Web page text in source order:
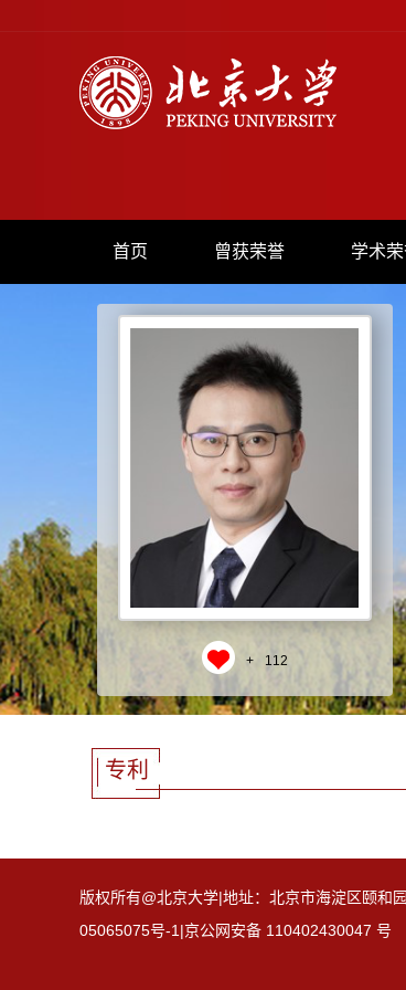
首页 曾获荣誉 学术
+ 112
专利
版权所有@北京大学|地址：北京市海淀区颐和
05065075号-1|京公网安备 110402430047 号